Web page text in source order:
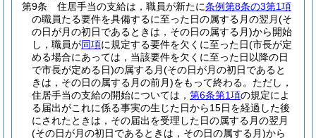
第9条
住居手当の支給は，職員が新たに条例第8条の3第1項
の職員たる要件を具備するに至った日の属する月の翌月(そ
の日が月の初日であるときは，その日の属する月)から開始
し，職員が同項に規定する要件を欠くに至った日(市長が定
める場合にあっては，当該要件を欠くに至った日以降の日
で市長が定める日)の属する月(その日が月の初日であると
きは，その日の属する月の前月)をもって終わる。 ただし，
住居手当の支給の開始については， 第6条第1項の規定によ
る届出がこれに係る事実の生じた日から15日を経過した後
にされたときは，その届出を受理した日の属する月の翌月
(その日が月の初日であるときは，その日の属する月)から